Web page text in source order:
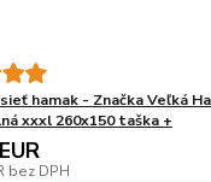
hamak - Značka Veľká
xxxl 260x150 taška +
bez DPH